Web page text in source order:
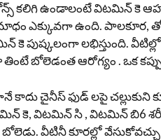
కలిగి ఉండాలంటే విటమిన్ కె
ఎక్కువగా ఉంది. పాలకూర,
కె పుష్కలంగా లభిస్తుంది.
తింటే బోలెడంత ఆరోగ్యం . ఒక
కాదు చైనీస్ ఫుడ్ లపై
కె, విటమిన్ సి , విటమిన్ బి6
వీటినీ కూరల్లో